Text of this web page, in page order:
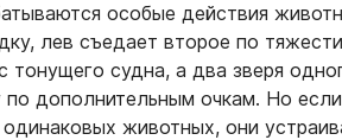
особые действия
лев съедает второе по
тонущего судна, а два зверя
по дополнительным очкам. Но
животных, они